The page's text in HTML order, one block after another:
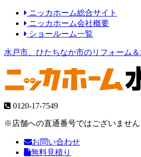
ニッカホーム総合サイト
ニッカホーム会社概要
ショールーム一覧
水戸市、ひたちなか市のリフォーム
0120-17-7549
※店舗への直通番号ではございません
お問い合わせ
無料見積り